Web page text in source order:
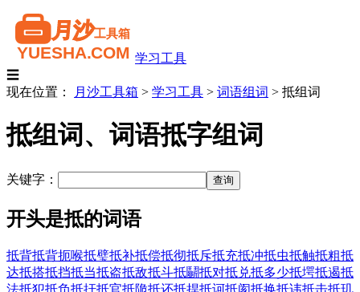
学习工具
☰
现在位置：
月沙工具箱 > 学习工具 > 词语组词 > 抵组词
抵组词、词语抵字组词
关键字：
开头是抵的词语
抵背抵背扼喉抵璧抵补抵偿抵彻抵斥抵充抵冲抵虫抵触抵粗抵
达抵搭抵挡抵当抵盗抵敌抵斗抵鬭抵对抵兑抵多少抵堮抵遏抵
法抵犯抵负抵扞抵官抵陒抵还抵捍抵诃抵阂抵换抵讳抵击抵玑